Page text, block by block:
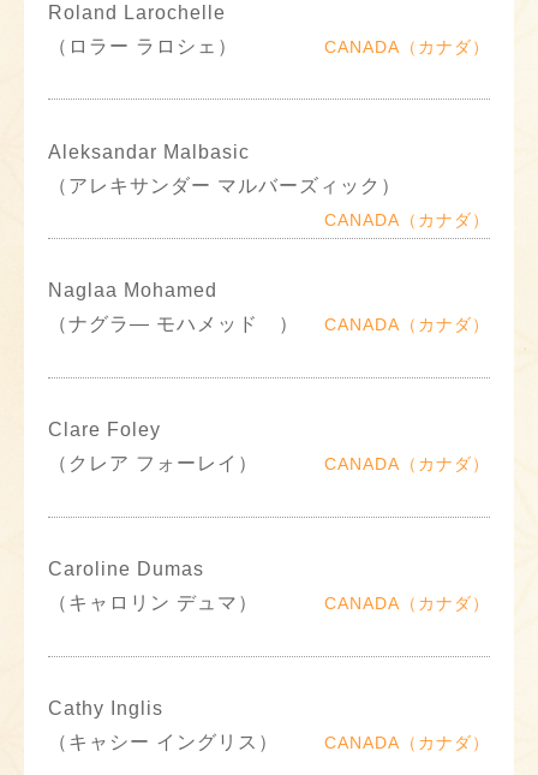
Roland Larochelle
（ロラー ラロシェ）
CANADA（カナダ）
Aleksandar Malbasic
（アレキサンダー マルバーズィック）
CANADA（カナダ）
Naglaa Mohamed
（ナグラ― モハメッド ）
CANADA（カナダ）
Clare Foley
（クレア フォーレイ）
CANADA（カナダ）
Caroline Dumas
（キャロリン デュマ）
CANADA（カナダ）
Cathy Inglis
（キャシー イングリス）
CANADA（カナダ）